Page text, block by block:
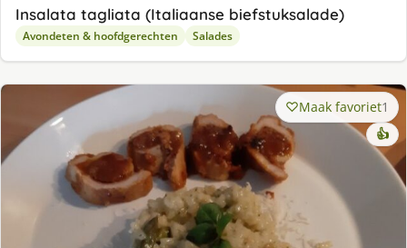
Insalata tagliata (Italiaanse biefstuksalade)
Avondeten & hoofdgerechten Salades
Maak favoriet1
👍